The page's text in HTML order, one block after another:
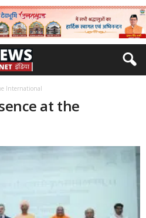
International
at the